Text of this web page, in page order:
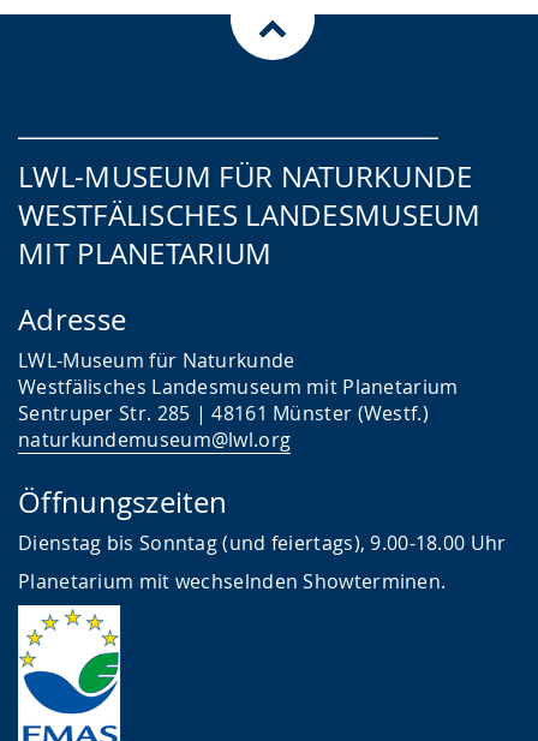
LWL-MUSEUM FÜR NATURKUNDE
WESTFÄLISCHES LANDESMUSEUM
MIT PLANETARIUM
Adresse
LWL-Museum für Naturkunde
Westfälisches Landesmuseum mit Planetarium
Sentruper Str. 285 | 48161 Münster (Westf.)
naturkundemuseum@lwl.org
Öffnungszeiten
Dienstag bis Sonntag (und feiertags), 9.00-18.00 Uhr
Planetarium mit wechselnden Showterminen.